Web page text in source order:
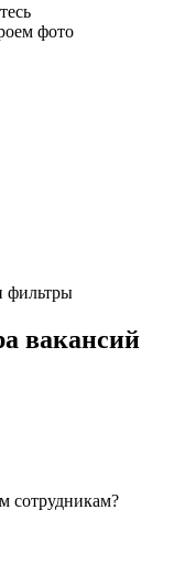
фото
фильтры
вакансий
сотрудникам?